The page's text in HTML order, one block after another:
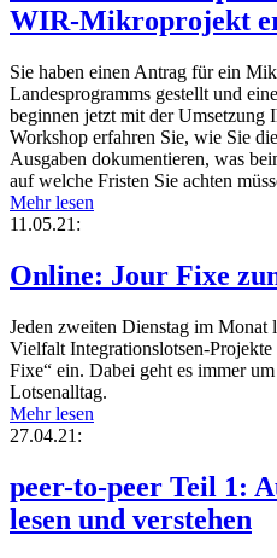
WIR-Mikroprojekt
Sie haben einen Antrag für ein
Landesprogramms gestellt und
beginnen jetzt mit der Umsetzung
Workshop erfahren Sie, wie Sie
Ausgaben dokumentieren, was
auf welche Fristen Sie achten
Mehr lesen
11.05.21:
Online: Jour Fixe
Jeden zweiten Dienstag im Monat
Vielfalt Integrationslotsen-Projekte
Fixe“ ein. Dabei geht es immer
Lotsenalltag.
Mehr lesen
27.04.21:
peer-to-peer Teil 1:
lesen und verstehen